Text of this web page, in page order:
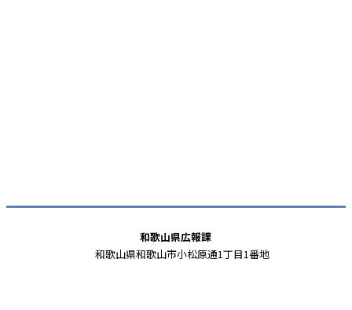
和歌山県広報課
和歌山県和歌山市小松原通1丁目1番地